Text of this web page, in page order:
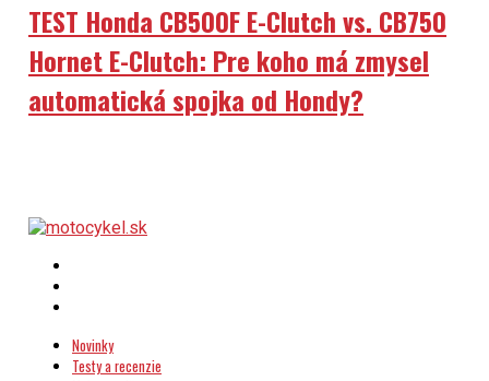
TEST Honda CB500F E-Clutch vs. CB750
Hornet E-Clutch: Pre koho má zmysel
automatická spojka od Hondy?
Novinky
Testy a recenzie